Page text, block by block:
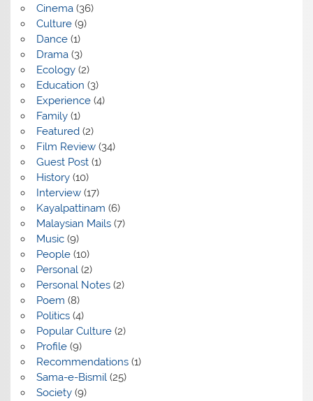
Cinema(36)
Culture(9)
Dance(1)
Drama(3)
Ecology(2)
Education (3)
Experience(4)
Family(1)
Featured(2)
Film Review(34)
Guest Post(1)
History(10)
Interview(17)
Kayalpattinam (6)
Malaysian Mails(7)
Music(9)
People(10)
Personal(2)
Personal Notes(2)
Poem (8)
Politics(4)
Popular Culture(2)
Profile(9)
Recommendations(1)
Sama-e-Bismil(25)
Society(9)